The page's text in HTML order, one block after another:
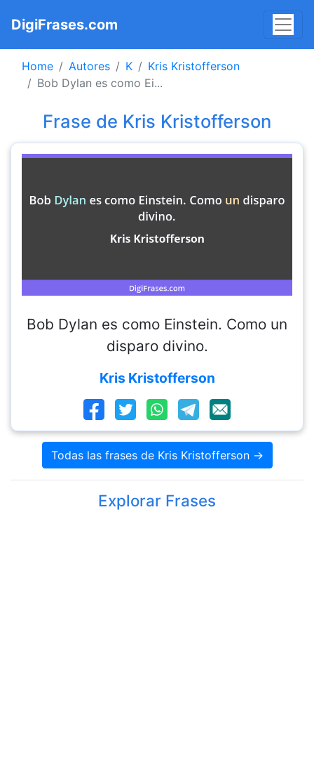
DigiFrases.com
Home Autores K
Kris Kristofferson
Bob Dylan es como Ei...
Frase de Kris Kristofferson
Bob Dylan es como Einstein. Como un
disparo divino.
Kris Kristofferson
Todas las frases de Kris Kristofferson →
Explorar Frases